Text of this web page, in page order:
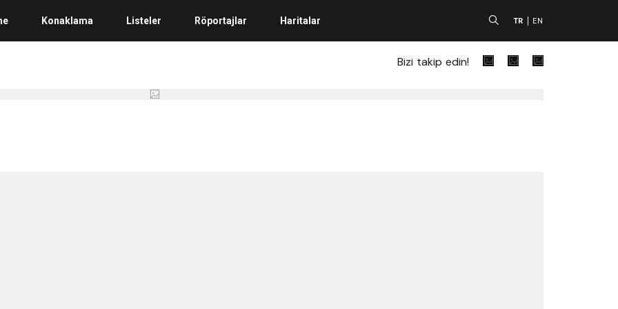
Konaklama Listeler Röportajlar Haritalar A TR EN
Bizi takip edin!